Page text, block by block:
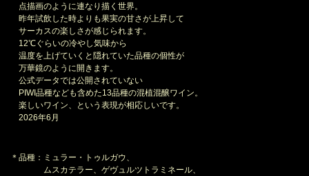
点描画のように連なり描く世界。
昨年試飲した時よりも果実の甘さが上昇して
サーカスの楽しさが感じられます。
12℃ぐらいの冷やし気味から
温度を上げていくと隠れていた品種の個性が
万華鏡のように開きます。
公式データでは公開されていない
PIWI品種なども含めた13品種の混植混醸ワイン。
楽しいワイン、という表現が相応しいです。
2026年6月
＊品種：ミュラー・トゥルガウ、
ムスカテラー、ゲヴュルツトラミネール、